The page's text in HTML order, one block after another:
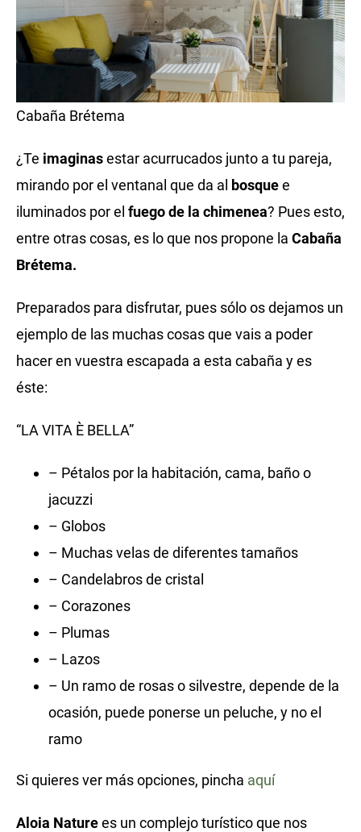
Cabaña Brétema
¿Te imaginasestar acurrucados junto a tu pareja,
mirando por el ventanal que da al bosquee
iluminados por el fuego de la chimenea? Pues esto,
entre otras cosas, es lo que nos propone la Cabaña
Brétema.
Preparados para disfrutar, pues sólo os dejamos un
ejemplo de las muchas cosas que vais a poder
hacer en vuestra escapada a esta cabaña y es
éste:
“LA VITA È BELLA”
– Pétalos por la habitación, cama, baño o
jacuzzi
– Globos
– Muchas velas de diferentes tamaños
– Candelabros de cristal
– Corazones
– Plumas
– Lazos
– Un ramo de rosas o silvestre, depende de la
ocasión, puede ponerse un peluche, y no el
ramo
Si quieres ver más opciones, pincha aquí
Aloia Naturees un complejo turístico que nos